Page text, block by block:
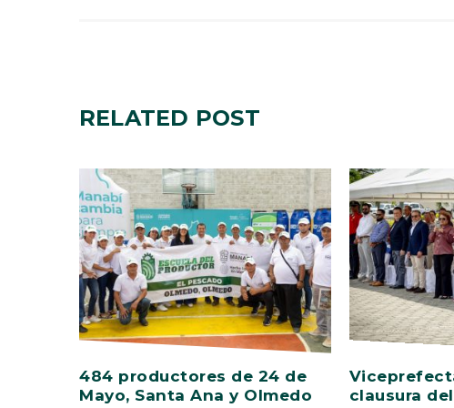
RELATED POST
484 productores de 24 de
Mayo, Santa Ana y Olmedo
clausura